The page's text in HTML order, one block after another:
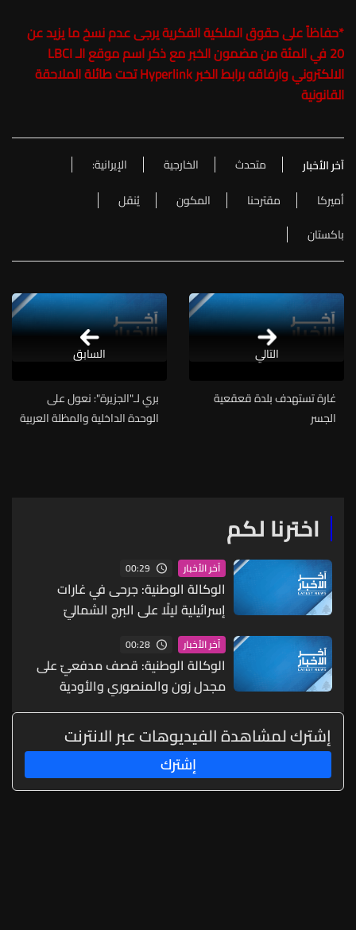
*حفاظاً على حقوق الملكية الفكرية يرجى عدم نسخ ما يزيد عن
20 في المئة من مضمون الخبر مع ذكر اسم موقع الـ LBCI
الالكتروني وارفاقه برابط الخبر Hyperlink تحت طائلة الملاحقة
القانونية
آخر الأخبار متحدث الخارجية
الإيرانية:
أميركا
مقترحنا المكون
يُنقل
باكستان
التالي
غارة تستهدف بلدة قعقعية
الجسر
بري لـ"الجزيرة": نعول على
الوحدة الداخلية والمظلة العربية
السابق
اخترنا لكم
آخر الأخبار 00:29
الوكالة الوطنية: جرحى في غارات
إسرائيلية ليلًا على البرج الشماليّ
آخر الأخبار 00:28
الوكالة الوطنية: قصف مدفعيّ على
مجدل زون والمنصوري والأودية
المجاورة
إشترك لمشاهدة الفيديوهات عبر الانترنت
إشترك